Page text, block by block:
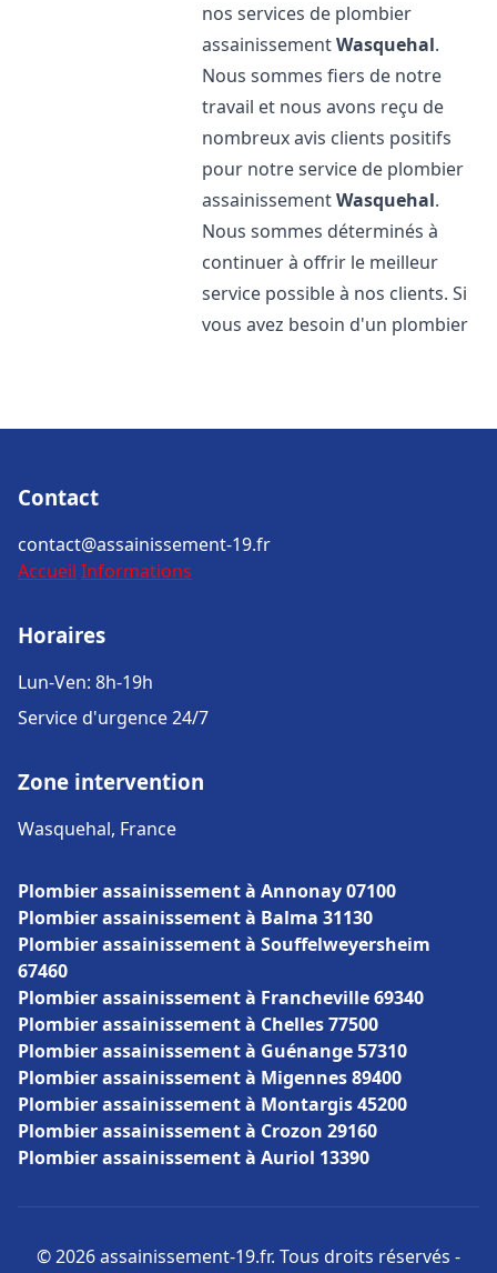
nos services de plombier
assainissementWasquehal.
Nous sommes fiers de notre
travail et nous avons reçu de
nombreux avis clients positifs
pour notre service de plombier
assainissementWasquehal.
Nous sommes déterminés à
continuer à offrir le meilleur
service possible à nos clients. Si
vous avez besoin d'un plombier
Contact
contact@assainissement-19.fr
Accueil Informations
Horaires
Lun-Ven: 8h-19h
Service d'urgence 24/7
Zone intervention
Wasquehal, France
Plombier assainissement à Annonay 07100
Plombier assainissement à Balma 31130
Plombier assainissement à Souffelweyersheim
67460
Plombier assainissement à Francheville 69340
Plombier assainissement à Chelles 77500
Plombier assainissement à Guénange 57310
Plombier assainissement à Migennes 89400
Plombier assainissement à Montargis 45200
Plombier assainissement à Crozon 29160
Plombier assainissement à Auriol 13390
© 2026 assainissement-19.fr. Tous droits réservés -